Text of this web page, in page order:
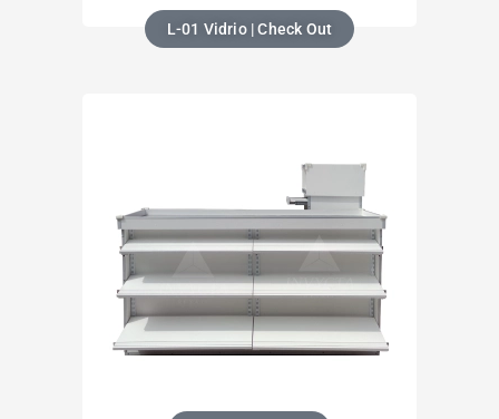
L-01 Vidrio | Check Out